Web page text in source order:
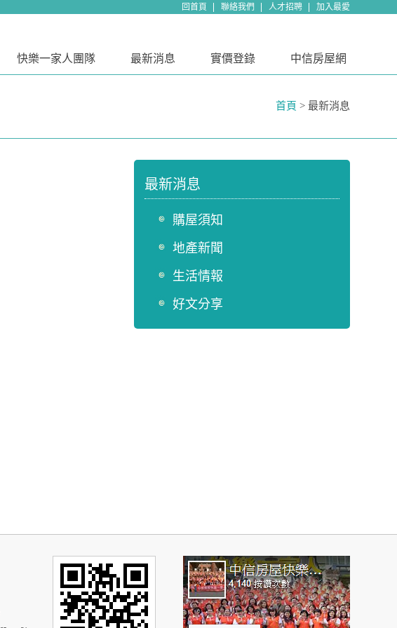
回首頁 聯絡我們 人才招聘 加入最愛
快樂一家人團隊 最新消息 實價登錄 中信房屋網
首頁 > 最新消息
最新消息
購屋須知
地產新聞
生活情報
好文分享